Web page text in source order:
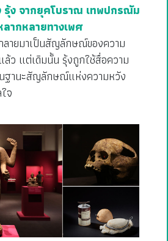
รุ้ง จากยุคโบราณ เทพปกรณัม
ากหลายทางเพศ
ลายมาเป็นสัญลักษณ์ของความ
ว แต่เดิมนั้น รุ้งถูกใช้สื่อความ
ฐานะสัญลักษณ์แห่งความหวัง
จ